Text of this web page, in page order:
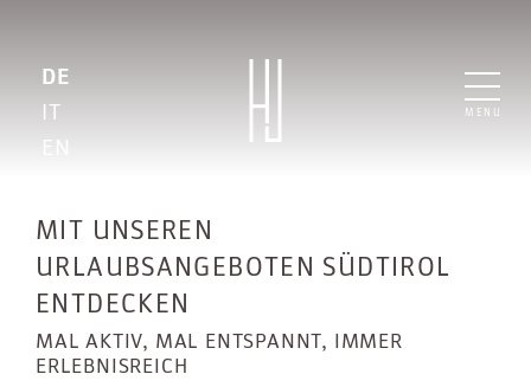
DE
IT
EN
MENU
MIT UNSEREN
URLAUBSANGEBOTEN SÜDTIROL
ENTDECKEN
MAL AKTIV, MAL ENTSPANNT, IMMER
ERLEBNISREICH